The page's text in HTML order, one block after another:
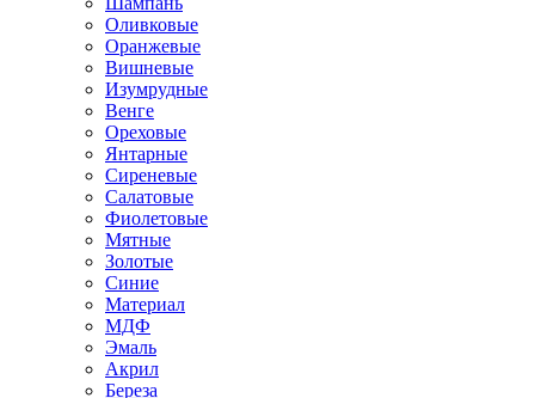
Оливковые
Оранжевые
Вишневые
Изумрудные
Венге
Ореховые
Янтарные
Сиреневые
Салатовые
Фиолетовые
Мятные
Золотые
Синие
Материал
МДФ
Эмаль
Акрил
Береза